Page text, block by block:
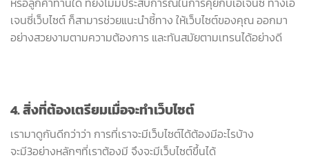
เจนซี่เว็บไซต์ ก็สามารช่วยแนะนำชี้ทาง ให้เว็บไซต์ของคุณ ออกมา
อย่างสวยงามตามความต้องการ และทันสมัยตามเทรนได้อย่างดี
4. สิ่งที่ต้องเตรียมเมื่อจะทำเว็บไซต์
เรามาดูกันดีกว่าว่า การที่เราจะมีเว็บไซต์ได้ต้องมีอะไรบ้าง
จะมี3อย่างหลักๆที่เราต้องมี จึงจะมีเว็บไซต์ขึ้นได้